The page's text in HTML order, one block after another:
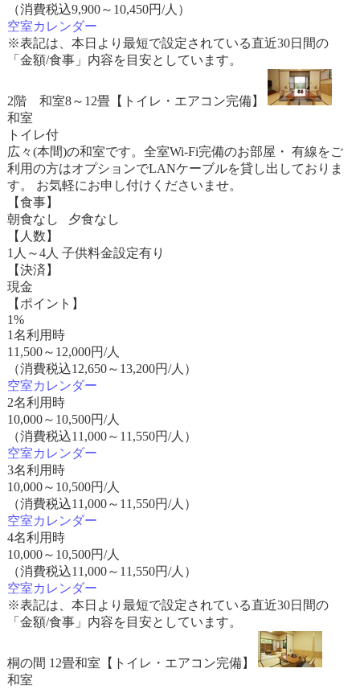
（消費税込9,900～10,450円/人）
空室カレンダー
※表記は、本日より最短で設定されている直近30日間の
「金額/食事」内容を目安としています。
2階 和室8～12畳【トイレ・エアコン完備】
和室
トイレ付
広々(本間)の和室です。全室Wi-Fi完備のお部屋・ 有線をご
利用の方はオプションでLANケーブルを貸し出しておりま
す。 お気軽にお申し付けくださいませ。
【食事】
朝食なし 夕食なし
【人数】
1人～4人 子供料金設定有り
【決済】
現金
【ポイント】
1%
1名利用時
11,500～ 12,000円/人
（消費税込12,650～13,200円/人）
空室カレンダー
2名利用時
10,000～ 10,500円/人
（消費税込11,000～11,550円/人）
空室カレンダー
3名利用時
10,000～ 10,500円/人
（消費税込11,000～11,550円/人）
空室カレンダー
4名利用時
10,000～ 10,500円/人
（消費税込11,000～11,550円/人）
空室カレンダー
※表記は、本日より最短で設定されている直近30日間の
「金額/食事」内容を目安としています。
桐の間 12畳和室【トイレ・エアコン完備】
和室